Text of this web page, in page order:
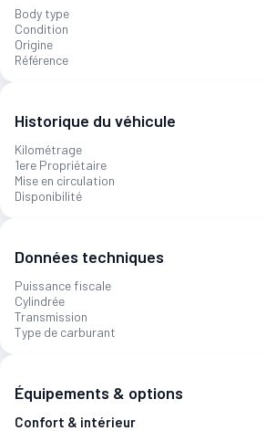
Body type
Condition
Origine
Référence
Historique du véhicule
Kilométrage
1ere Propriétaire
Mise en circulation
Disponibilité
Données techniques
Puissance fiscale
Cylindrée
Transmission
Type de carburant
Équipements & options
Confort & intérieur